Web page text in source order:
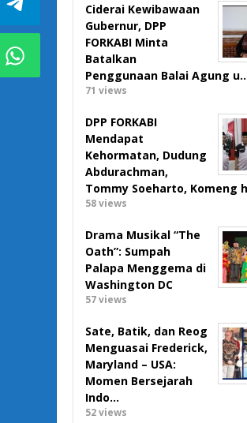
Ciderai Kewibawaan
Gubernur, DPP
FORKABI Minta
Batalkan
Penggunaan Balai Agung
71 views
DPP FORKABI
Mendapat
Kehormatan, Dudung
Abdurachman,
Tommy Soeharto, Komeng
58 views
Drama Musikal “The
Oath”: Sumpah
Palapa Menggema di
Washington DC
57 views
Sate, Batik, dan Reog
Menguasai Frederick,
Maryland – USA:
Momen Bersejarah
Indo…
52 views